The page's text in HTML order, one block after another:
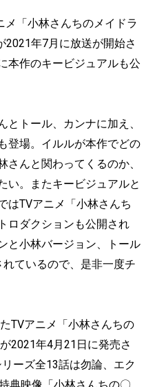
メ「小林さんちのメイドラ
年7月に放送が開始さ
本作のキービジュアルも公
とトール、カンナに加え、
登場。イルルが本作でどの
さんと関わってくるのか、
い。またキービジュアルと
はTVアニメ「小林さんち
ロダクションも公開され
と小林バージョン、トール
ているので、是非一度チ
TVアニメ「小林さんちの
2021年4月21日に発売さ
ーズ全13話は勿論、エク